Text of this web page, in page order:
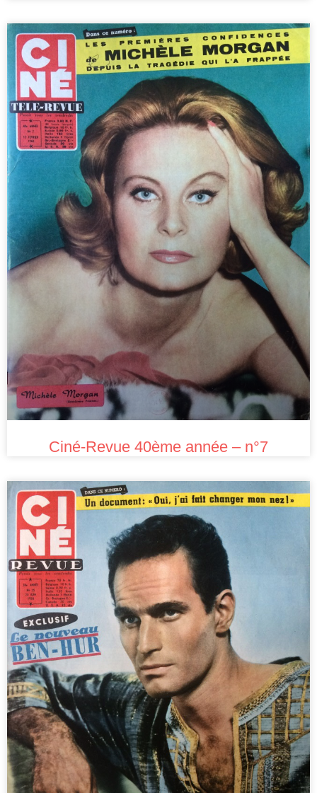
Ciné-Revue 40ème année – n°7